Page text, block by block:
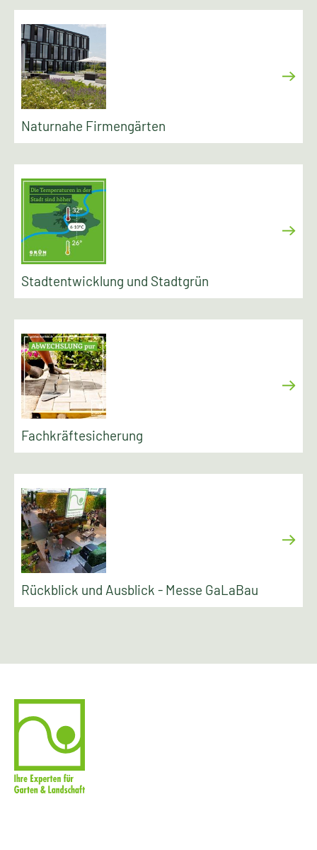
Naturnahe Firmengärten
Stadtentwicklung und Stadtgrün
Fachkräftesicherung
Rückblick und Ausblick - Messe GaLaBau